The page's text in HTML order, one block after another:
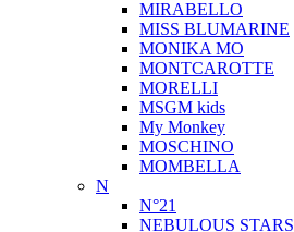
MIRABELLO
MISS BLUMARINE
MONIKA MO
MONTCAROTTE
MORELLI
MSGM kids
My Monkey
MOSCHINO
MOMBELLA
N
N°21
NEBULOUS STARS